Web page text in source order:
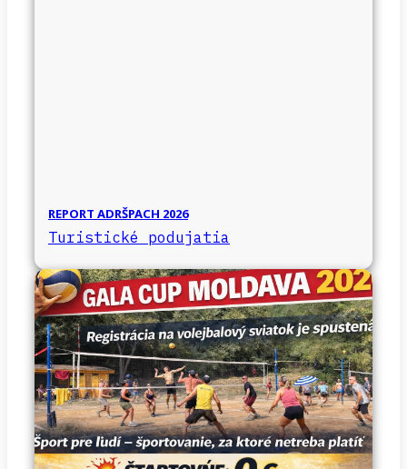
REPORT ADRŠPACH 2026
Turistické podujatia